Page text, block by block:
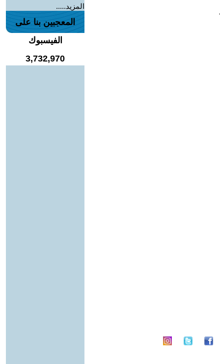
المزيد.....
المعجبين بنا على
الفيسبوك
3,732,970